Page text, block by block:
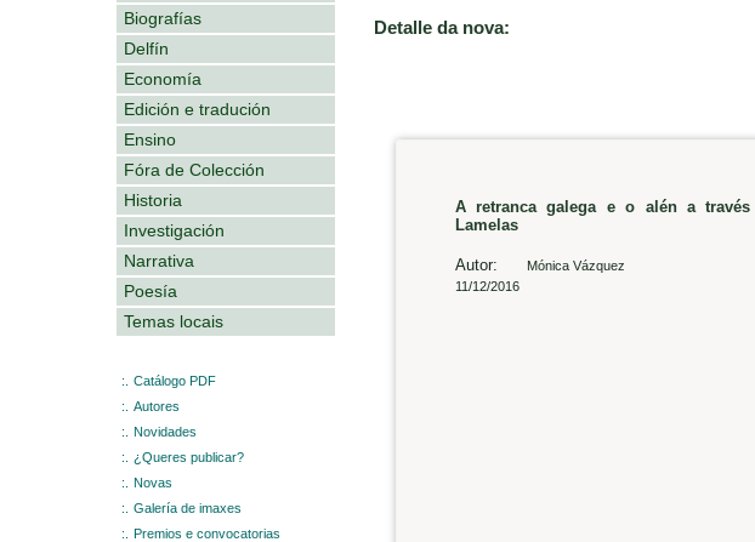
Biografías
Delfín
Economía
Edición e tradución
Ensino
Fóra de Colección
Historia
Investigación
Narrativa
Poesía
Temas locais
:.
Catálogo PDF
:.
Autores
:.
Novidades
:.
¿Queres publicar?
:.
Novas
:.
Galería de imaxes
:.
Premios e convocatorias
Detalle da nova:
A retranca galega e o alén a
Lamelas
Autor:
Mónica Vázquez
11/12/2016